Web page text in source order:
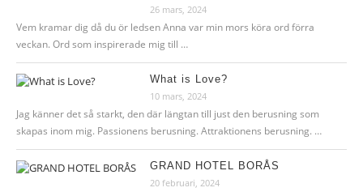
26 mars, 2024
Vem kramar dig då du ör ledsen Anna var min mors köra ord förra
veckan. Ord som inspirerade mig till …
What is Love?
10 mars, 2024
Jag känner det så starkt, den där längtan till just den berusning som
skapas inom mig. Passionens berusning. Attraktionens berusning. …
GRAND HOTEL BORÅS
20 februari, 2024